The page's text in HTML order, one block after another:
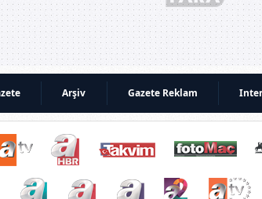
Arşiv Gazete Reklam